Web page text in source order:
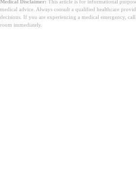
Medical Disclaimer: This article is for informational
medical advice. Always consult a qualified healthcare
decisions. If you are experiencing a medical emergency,
room immediately.